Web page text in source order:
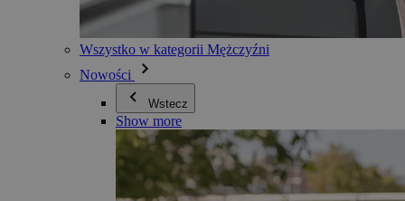
Wszystko w kategorii Mężczyźni
Nowości
Wstecz
Show more